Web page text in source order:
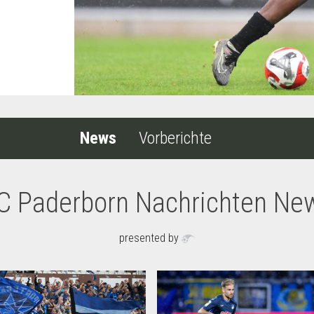
News Vorberichte
Paderborn Nachrichten
presented by